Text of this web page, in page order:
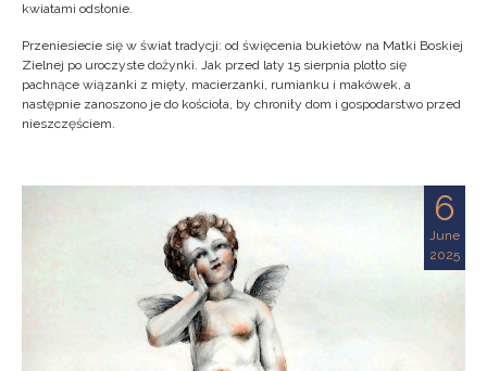
kwiatami odsłonie.
Przeniesiecie się w świat tradycji: od święcenia bukietów na Matki Boskiej
Zielnej po uroczyste dożynki. Jak przed laty 15 sierpnia plotło się
pachnące wiązanki z mięty, macierzanki, rumianku i makówek, a
następnie zanoszono je do kościoła, by chroniły dom i gospodarstwo przed
nieszczęściem.
6
June
2025